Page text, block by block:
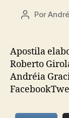
Autor
Por
Apostila
Roberto
Andréia